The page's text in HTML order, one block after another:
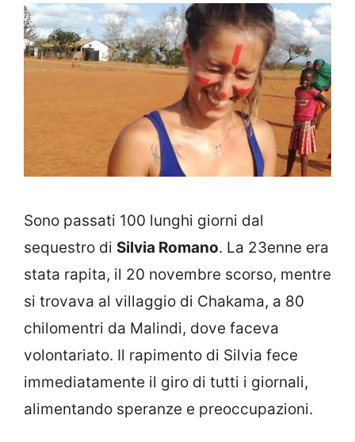
Sono passati 100 lunghi giorni dal
sequestro di Silvia Romano. La 23enne era
stata rapita, il 20 novembre scorso, mentre
si trovava al villaggio di Chakama, a 80
chilomentri da Malindi, dove faceva
volontariato. Il rapimento di Silvia fece
immediatamente il giro di tutti i giornali,
alimentando speranze e preoccupazioni.